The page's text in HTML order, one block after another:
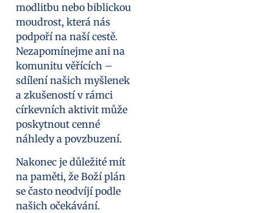
modlitbu nebo biblickou
moudrost, která nás
podpoří na naší cestě.
Nezapomínejme ani na
komunitu věřících –
sdílení našich myšlenek
a zkušeností v rámci
církevních aktivit může
poskytnout cenné
náhledy a povzbuzení.
Nakonec je důležité mít
na paměti, že Boží plán
se často neodvíjí podle
našich očekávání.